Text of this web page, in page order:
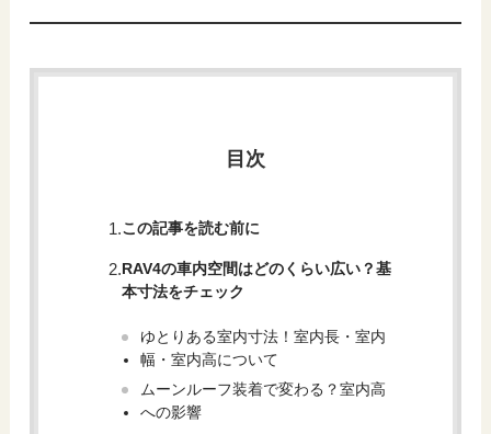
目次
この記事を読む前に
RAV4の車内空間はどのくらい広い？基
本寸法をチェック
ゆとりある室内寸法！室内長・室内
幅・室内高について
ムーンルーフ装着で変わる？室内高
への影響